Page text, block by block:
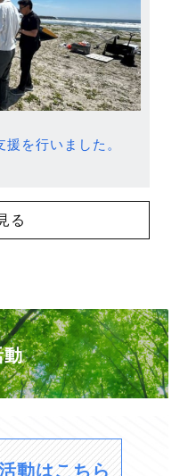
を行いました。
る
動
動はこちら